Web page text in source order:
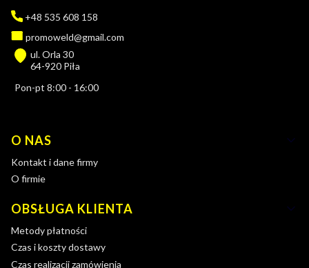
+48 535 608 158
promoweld@gmail.com
ul. Orla 30
64-920 Piła
Pon-pt 8:00 - 16:00
Linki w stopce
O NAS
Kontakt i dane firmy
O firmie
OBSŁUGA KLIENTA
Metody płatności
Czas i koszty dostawy
Czas realizacji zamówienia